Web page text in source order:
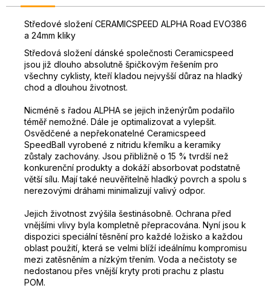
Středové složení CERAMICSPEED ALPHA Road EVO386
a 24mm kliky
Středová složení dánské společnosti Ceramicspeed
jsou již dlouho absolutně špičkovým řešením pro
všechny cyklisty, kteří kladou nejvyšší důraz na hladký
chod a dlouhou životnost.
Nicméně s řadou ALPHA se jejich inženýrům podařilo
téměř nemožné. Dále je optimalizovat a vylepšit.
Osvědčené a nepřekonatelné Ceramicspeed
SpeedBall vyrobené z nitridu křemíku a keramiky
zůstaly zachovány. Jsou přibližně o 15 % tvrdší než
konkurenční produkty a dokáží absorbovat podstatně
větší sílu. Mají také neuvěřitelně hladký povrch a spolu s
nerezovými dráhami minimalizují valivý odpor.
Jejich životnost zvýšila šestinásobně. Ochrana před
vnějšími vlivy byla kompletně přepracována. Nyní jsou k
dispozici speciální těsnění pro každé ložisko a každou
oblast použití, která se velmi blíží ideálnímu kompromisu
mezi zatěsněním a nízkým třením. Voda a nečistoty se
nedostanou přes vnější kryty proti prachu z plastu
POM.